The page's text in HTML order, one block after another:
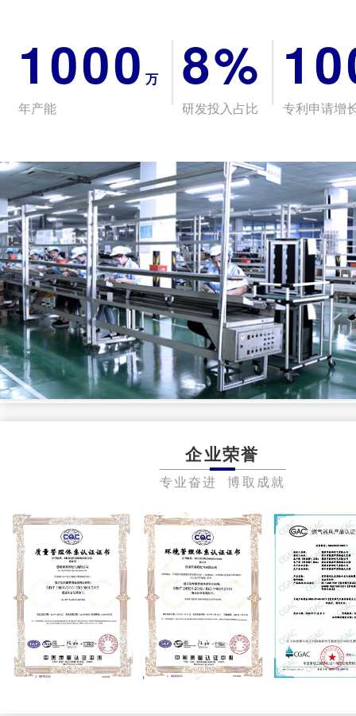
1000 万
年产能
8%
研发投入占比 专利申请增
企业荣誉
专业奋进 博取成就